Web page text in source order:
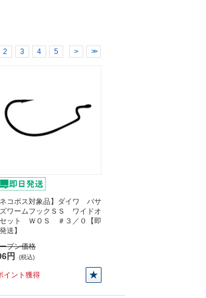
2 3 4 5 > >>
ネコポス対象品】ダイワ バサ
ワームフックＳＳ ワイドオ
ット ＷＯＳ ＃３／０【即
送】
プン価格
円 (税込)
イント獲得